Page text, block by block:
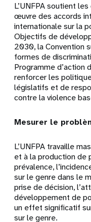
L’UNFPA soutient
œuvre des accords
internationale sur la
Objectifs de
2030, la Convention
formes de
Programme d’action
renforcer les
législatifs et de
contre la violence
Mesurer le
L’UNFPA travaille
et à la production de
prévalence,
sur le genre dans le
prise de décision,
développement de
un effet significatif
sur le genre.